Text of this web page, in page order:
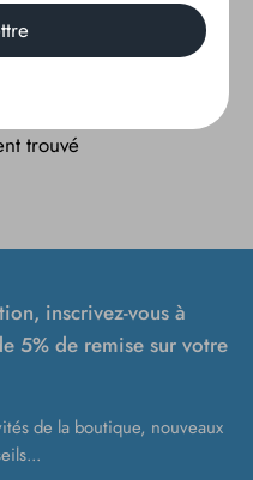
avis sur cet article
trouvé
inscrivez-vous à
5% de remise sur votre
de la boutique, nouveaux